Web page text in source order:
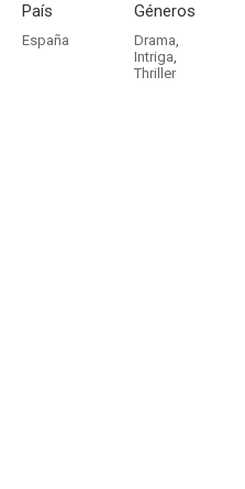
País
España
Géneros
Drama,
Intriga,
Thriller